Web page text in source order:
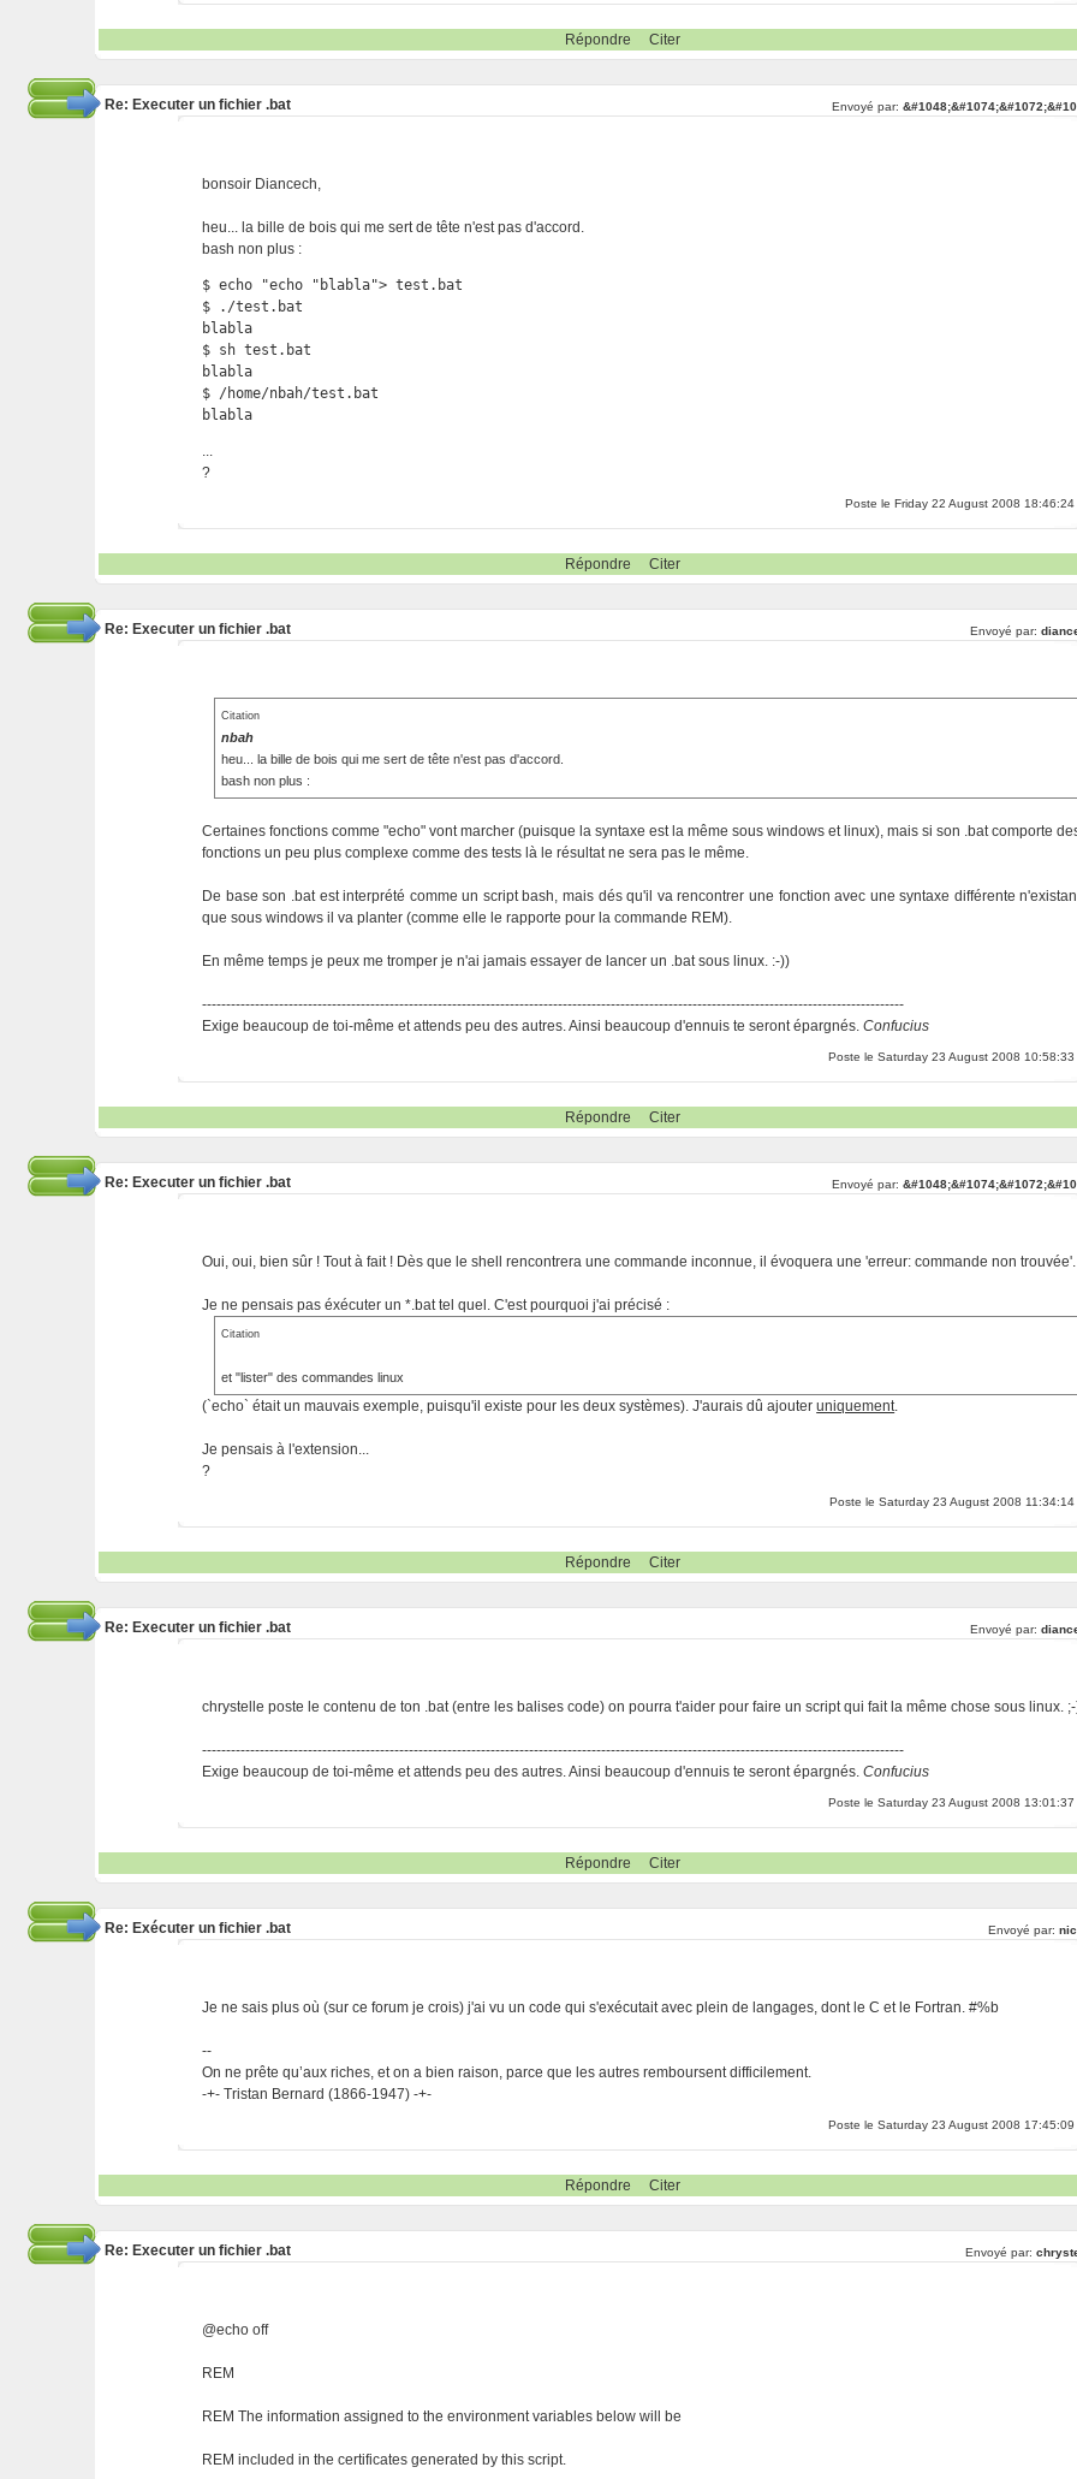
Répondre Citer
Re: Executer un fichier .bat Envoyé par:
bonsoir Diancech,
heu... la bille de bois qui me sert de tête n'est pas d'accord.
bash non plus :
$ echo "echo "blabla"> test.bat
$ ./test.bat
blabla
$ sh test.bat
blabla
$ /home/nbah/test.bat
blabla
...
?
Poste le Friday 22 August 2008 18:46:24
Répondre Citer
Re: Executer un fichier .bat Envoyé par:
Citation
nbah
heu... la bille de bois qui me sert de tête n'est pas d'accord.
bash non plus :
Certaines fonctions comme "echo" vont marcher (puisque la syntaxe est la même sous windows et linux), mais si son .bat comporte
fonctions un peu plus complexe comme des tests là le résultat ne sera pas le même.
De base son .bat est interprété comme un script bash, mais dés qu'il va rencontrer une fonction avec une syntaxe différente
que sous windows il va planter (comme elle le rapporte pour la commande REM).
En même temps je peux me tromper je n'ai jamais essayer de lancer un .bat sous linux. :-))
--------------------------------------------------------------------------------------------------------------------------------------------------
Exige beaucoup de toi-même et attends peu des autres. Ainsi beaucoup d'ennuis te seront épargnés.Confucius
Poste le Saturday 23 August 2008 10:58:33
Répondre Citer
Re: Executer un fichier .bat Envoyé par:
Oui, oui, bien sûr ! Tout à fait ! Dès que le shell rencontrera une commande inconnue, il évoquera une 'erreur: commande non trouvée'.
Je ne pensais pas éxécuter un *.bat tel quel. C'est pourquoi j'ai précisé :
Citation
et "lister" des commandes linux
(`echo` était un mauvais exemple, puisqu'il existe pour les deux systèmes). J'aurais dû ajouteruniquement.
Je pensais à l'extension...
?
Poste le Saturday 23 August 2008 11:34:14
Répondre Citer
Re: Executer un fichier .bat Envoyé par:
chrystelle poste le contenu de ton .bat (entre les balises code) on pourra t'aider pour faire un script qui fait la même chose sous linux.
--------------------------------------------------------------------------------------------------------------------------------------------------
Exige beaucoup de toi-même et attends peu des autres. Ainsi beaucoup d'ennuis te seront épargnés.Confucius
Poste le Saturday 23 August 2008 13:01:37
Répondre Citer
Re: Exécuter un fichier .bat Envoyé par:
Je ne sais plus où (sur ce forum je crois) j'ai vu un code qui s'exécutait avec plein de langages, dont le C et le Fortran. #%b
--
On ne prête qu’aux riches, et on a bien raison, parce que les autres remboursent difficilement.
-+- Tristan Bernard (1866-1947) -+-
Poste le Saturday 23 August 2008 17:45:09
Répondre Citer
Re: Executer un fichier .bat Envoyé par:
@echo off
REM
REM The information assigned to the environment variables below will be
REM included in the certificates generated by this script.